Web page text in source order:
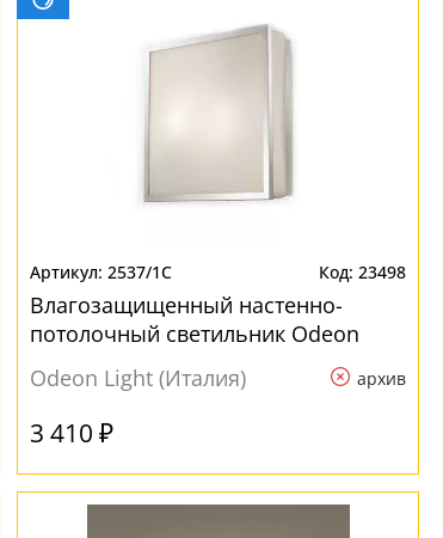
2537/1C 23498
Влагозащищенный настенно-
потолочный светильник Odeon
Light Tela 2537/1C
Odeon Light (Италия) архив
3 410 ₽